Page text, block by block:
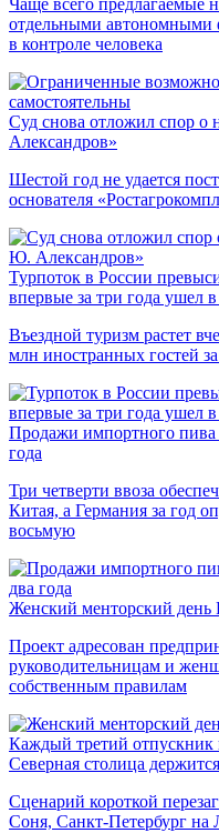
Чаще всего предлагаемые
отдельными автономными
в контроле человека
Суд снова отложил спор о
Александров»
Шестой год не удается
основателя
Турпоток в России
впервые за три года ушел
Въездной туризм растет
млн иностранных гостей
Продажи импортного пива
года
Три четверти ввоза
Китая, а Германия за год
восьмую
Женский менторский день
Проект адресован
руководительницам и
собственным правилам
Каждый третий отпускник
Северная столица
Сценарий короткой
Соня, Санкт-Петербург на